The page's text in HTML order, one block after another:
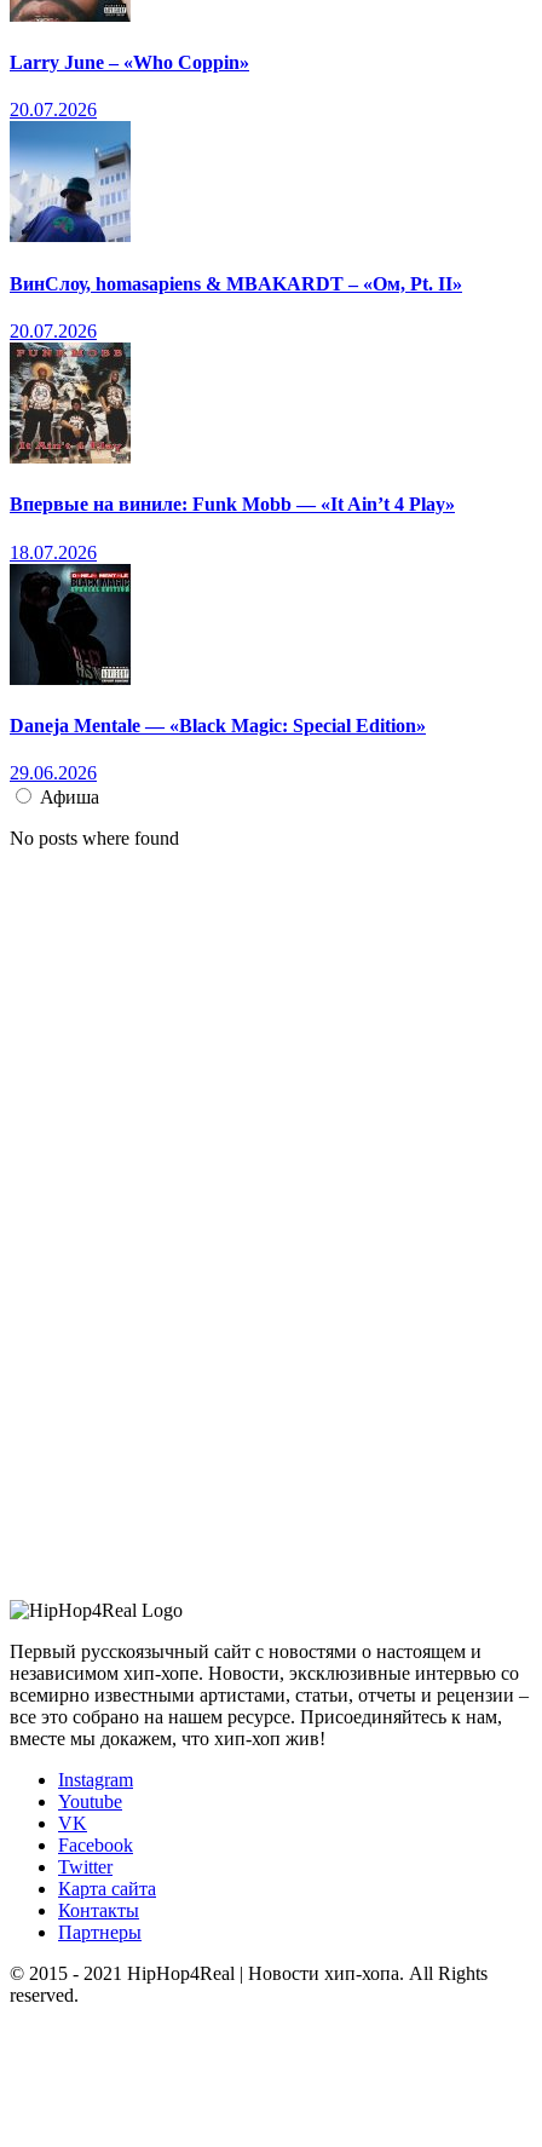
Larry June – «Who Coppin»
20.07.2026
ВинСлоу, homasapiens & MBAKARDT – «Ом, Pt. II»
20.07.2026
Впервые на виниле: Funk Mobb — «It Ain’t 4 Play»
18.07.2026
Daneja Mentale — «Black Magic: Special Edition»
29.06.2026
Афиша
No posts where found
Первый русскоязычный сайт с новостями о настоящем и
независимом хип-хопе. Новости, эксклюзивные интервью со
всемирно известными артистами, статьи, отчеты и рецензии –
все это собрано на нашем ресурсе. Присоединяйтесь к нам,
вместе мы докажем, что хип-хоп жив!
Instagram
Youtube
VK
Facebook
Twitter
Карта сайта
Контакты
Партнеры
© 2015 - 2021 HipHop4Real | Новости хип-хопа. All Rights
reserved.